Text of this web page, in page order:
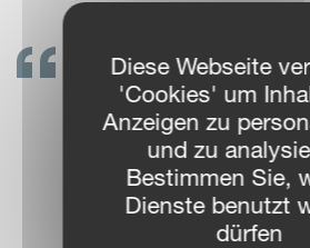
NEHMEN
AUF!
UNSERE
HÄNDLER
Diese Webseite
'Cookies' um
Anzeigen zu
und zu
Bestimmen Sie,
Dienste benutzt
dürfen